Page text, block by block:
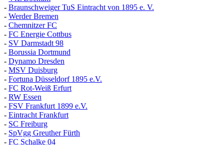
- Braunschweiger TuS Eintracht von 1895 e. V.
- Werder Bremen
- Chemnitzer FC
- FC Energie Cottbus
- SV Darmstadt 98
- Borussia Dortmund
- Dynamo Dresden
- MSV Duisburg
- Fortuna Düsseldorf 1895 e.V.
- FC Rot-Weiß Erfurt
- RW Essen
- FSV Frankfurt 1899 e.V.
- Eintracht Frankfurt
- SC Freiburg
- SpVgg Greuther Fürth
- FC Schalke 04